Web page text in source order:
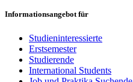
Informationsangebot für
Studieninteressierte
Erstsemester
Studierende
International Students